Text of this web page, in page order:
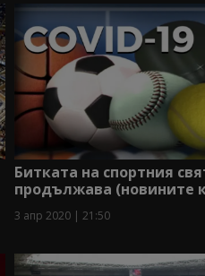
Битката на спортния
продължава (новините
3 апр 2020 | 21:50